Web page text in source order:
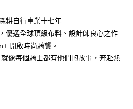
用金額請依後續交易確認頁面所載為準。
確認交易或遇審核未通過，訂單將自動取
況，表示未達大哥付你分期系統評分，恕無
大哥付你分期」於每月結算日後寄送繳費提
選擇「超商條碼／台灣大直營門市／銀行轉
之後才付款」的支付方式。 讓您購物簡單
綁卡、不需儲值。
認證，即可結帳。
】
享後付」後，將跳轉至「AFTEE先享後付」
金額後，即可完成結帳。
上)免運費
耕自行車業十七年
優選全球頂級布料、設計師良心之作
開啟時尚騎襲。
像每個騎士都有他們的故事，奔赴熱